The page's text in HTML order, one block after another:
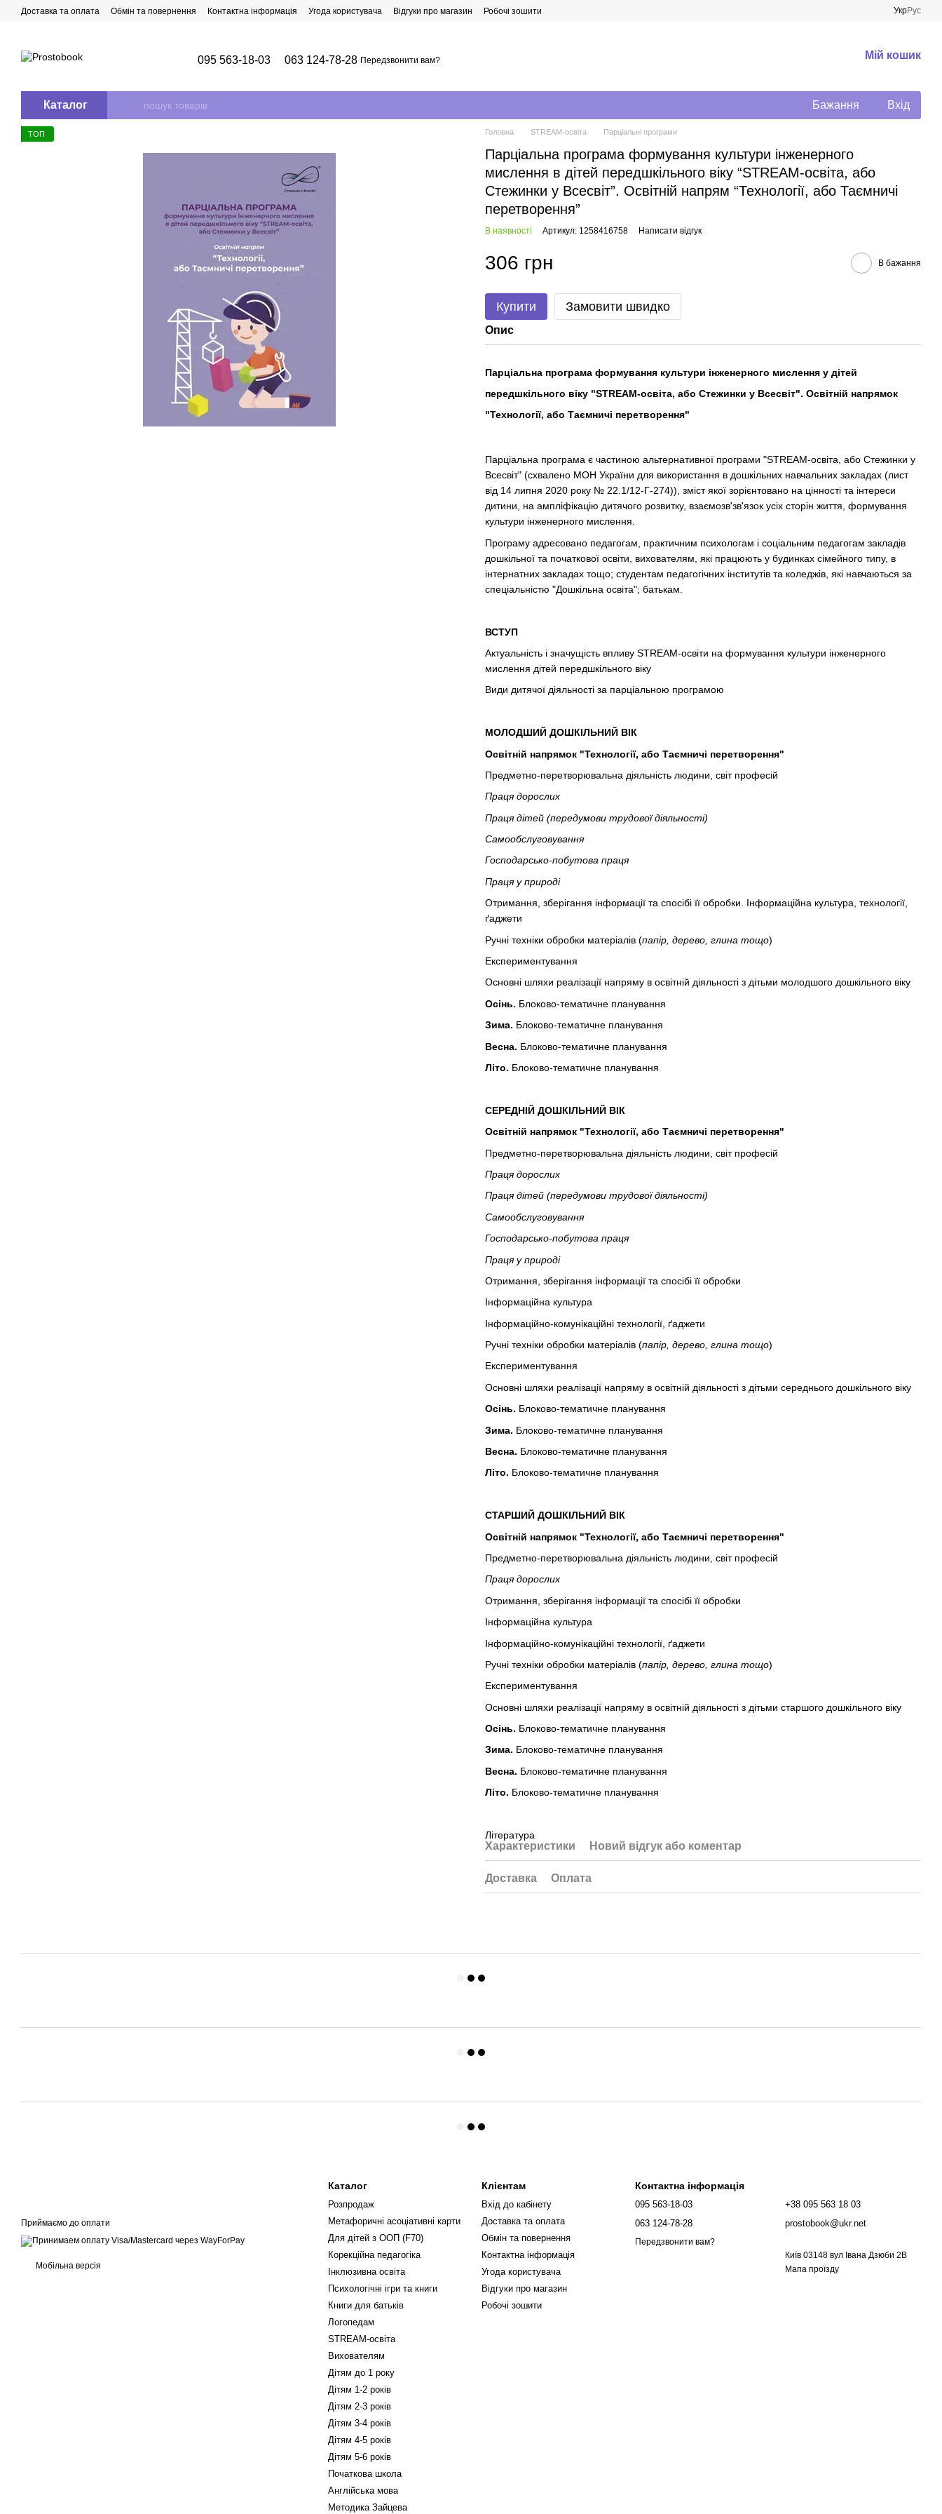
Перейти до основного контенту
Доставка та оплата Обмін та повернення Контактна інформація Угода користувача Відгуки про магазин Робочі зошити УкрРус
095 563-18-03 063 124-78-28 Передзвонити вам? Мій кошик
Каталог Бажання Вхід
ТОП Головна STREAM-освіта Парціальні програми
Парціальна програма формування культури інженерного
мислення в дітей передшкільного віку “STREAM-освіта, або
Стежинки у Всесвіт”. Освітній напрям “Технології, або Таємничі
перетворення”
В наявності Артикул: 1258416758 Написати відгук
306 грн В бажання
Купити Замовити швидко
Опис
Парціальна програма формування культури інженерного мислення у дітей
передшкільного віку "STREAM-освіта, або Стежинки у Всесвіт". Освітній напрямок
"Технології, або Таємничі перетворення"
Парціальна програма є частиною альтернативної програми "STREAM-освіта, або Стежинки у
Всесвіт" (схвалено МОН України для використання в дошкільних навчальних закладах (лист
від 14 липня 2020 року № 22.1/12-Г-274)), зміст якої зорієнтовано на цінності та інтереси
дитини, на ампліфікацію дитячого розвитку, взаємозв'зв'язок усіх сторін життя, формування
культури інженерного мислення.
Програму адресовано педагогам, практичним психологам і соціальним педагогам закладів
дошкільної та початкової освіти, вихователям, які працюють у будинках сімейного типу, в
інтернатних закладах тощо; студентам педагогічних інститутів та коледжів, які навчаються за
спеціальністю "Дошкільна освіта"; батькам.
ВСТУП
Актуальність і значущість впливу STREAM-освіти на формування культури інженерного
мислення дітей передшкільного віку
Види дитячої діяльності за парціальною програмою
МОЛОДШИЙ ДОШКІЛЬНИЙ ВІК
Освітній напрямок "Технології, або Таємничі перетворення"
Предметно-перетворювальна діяльність людини, світ професій
Праця дорослих
Праця дітей (передумови трудової діяльності)
Самообслуговування
Господарсько-побутова праця
Праця у природі
Отримання, зберігання інформації та спосібі її обробки. Інформаційна культура, технології,
ґаджети
Ручні техніки обробки матеріалів (папір, дерево, глина тощо)
Експериментування
Основні шляхи реалізації напряму в освітній діяльності з дітьми молодшого дошкільного віку
Осінь. Блоково-тематичне планування
Зима. Блоково-тематичне планування
Весна. Блоково-тематичне планування
Літо. Блоково-тематичне планування
СЕРЕДНІЙ ДОШКІЛЬНИЙ ВІК
Освітній напрямок "Технології, або Таємничі перетворення"
Предметно-перетворювальна діяльність людини, світ професій
Праця дорослих
Праця дітей (передумови трудової діяльності)
Самообслуговування
Господарсько-побутова праця
Праця у природі
Отримання, зберігання інформації та спосібі її обробки
Інформаційна культура
Інформаційно-комунікаційні технології, ґаджети
Ручні техніки обробки матеріалів (папір, дерево, глина тощо)
Експериментування
Основні шляхи реалізації напряму в освітній діяльності з дітьми середнього дошкільного віку
Осінь. Блоково-тематичне планування
Зима. Блоково-тематичне планування
Весна. Блоково-тематичне планування
Літо. Блоково-тематичне планування
СТАРШИЙ ДОШКІЛЬНИЙ ВІК
Освітній напрямок "Технології, або Таємничі перетворення"
Предметно-перетворювальна діяльність людини, світ професій
Праця дорослих
Отримання, зберігання інформації та спосібі її обробки
Інформаційна культура
Інформаційно-комунікаційні технології, ґаджети
Ручні техніки обробки матеріалів (папір, дерево, глина тощо)
Експериментування
Основні шляхи реалізації напряму в освітній діяльності з дітьми старшого дошкільного віку
Осінь. Блоково-тематичне планування
Зима. Блоково-тематичне планування
Весна. Блоково-тематичне планування
Літо. Блоково-тематичне планування
Література
Характеристики Новий відгук або коментар
Доставка Оплата
Приймаємо до оплати
Мобільна версія
Каталог
Розпродаж
Метафоричні асоціативні карти
Для дітей з ООП (F70)
Корекційна педагогіка
Інклюзивна освіта
Психологічні ігри та книги
Книги для батьків
Логопедам
STREAM-освіта
Вихователям
Дітям до 1 року
Дітям 1-2 років
Дітям 2-3 років
Дітям 3-4 років
Дітям 4-5 років
Дітям 5-6 років
Початкова школа
Англійська мова
Методика Зайцева
Клієнтам
Вхід до кабінету
Доставка та оплата
Обмін та повернення
Контактна інформація
Угода користувача
Відгуки про магазин
Робочі зошити
Контактна інформація
095 563-18-03
063 124-78-28
Передзвонити вам?
+38 095 563 18 03
prostobook@ukr.net
Київ 03148 вул Івана Дзюби 2В
Мапа проїзду